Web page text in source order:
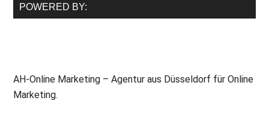
POWERED BY:
AH-Online Marketing – Agentur aus Düsseldorf für Online
Marketing.